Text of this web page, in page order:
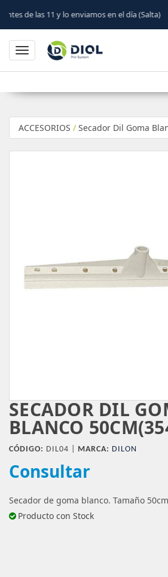
en el día (Salta)
Toggle navigation
ACCESORIOS / Secador Dil Goma
SECADOR DIL
BLANCO
CÓDIGO: DIL04 | MARCA: DILON
Consultar
Secador de goma blanco. Tamaño
Producto con Stock